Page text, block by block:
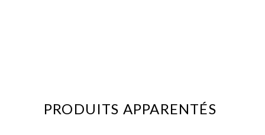
PRODUITS APPARENTÉS